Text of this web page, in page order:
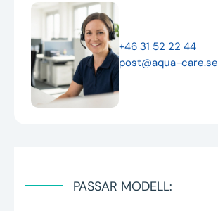
+46 31 52 22 44
post@aqua-care.se
PASSAR MODELL: